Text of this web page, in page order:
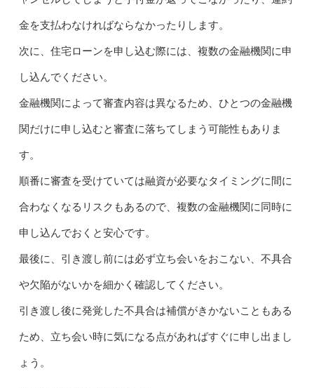
金を支払わなければならなかったりします。
次に、住宅ローンを申し込む際には、複数の金融機関に申
し込んでください。
金融機関によって審査内容は異なるため、ひとつの金融機
関だけに申し込むと審査に落ちてしまう可能性もありま
す。
順番に審査を受けていては融資が必要なタイミングに間に
合わなくなるリスクもあるので、複数の金融機関に同時に
申し込んでおくと安心です。
最後に、引き渡し前には必ず立ち会いをおこない、不具合
や欠陥がないかを細かく確認してください。
引き渡し後に発覚した不具合は補償がきかないこともある
ため、立ち会い時に気になる点があればすぐに申し出まし
ょう。